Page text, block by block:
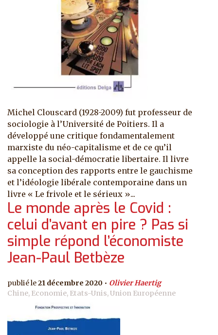
Michel Clouscard (1928-2009) fut professeur de
sociologie à l’Université de Poitiers. Il a
développé une critique fondamentalement
marxiste du néo-capitalisme et de ce qu’il
appelle la social-démocratie libertaire. Il livre
sa conception des rapports entre le gauchisme
et l’idéologie libérale contemporaine dans un
livre « Le frivole et le sérieux »...
Le monde après le Covid :
celui d’avant en pire ? Pas si
simple répond l’économiste
Jean-Paul Betbèze
21 décembre 2020
Olivier Haertig
Chine, Economie, Etats-Unis, Union Européenne